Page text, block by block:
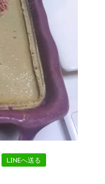
LINEへ送る